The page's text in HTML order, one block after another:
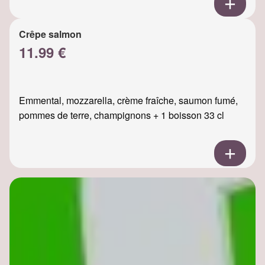
Crêpe salmon
11.99 €
Emmental, mozzarella, crème fraîche, saumon fumé,
pommes de terre, champignons + 1 boisson 33 cl